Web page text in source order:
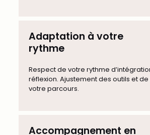
Adaptation à votre
rythme
Respect de votre rythme
réflexion. Ajustement des outils et
votre parcours.
Accompagnement en